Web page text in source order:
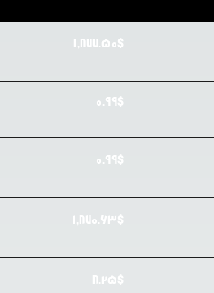
1,877.50$
0.99 $
0.99 $
1,870.63$
8.25$